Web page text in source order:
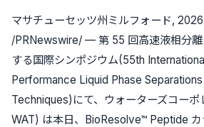
マサチューセッツ州ミルフォード, 2026
/PRNewswire/ — 第 55 回高速液相分
する国際シンポジウム(55th
Performance Liquid Phase
Techniques)にて、ウォーターズコーポ
WAT) は本日、BioResolve™ Peptide